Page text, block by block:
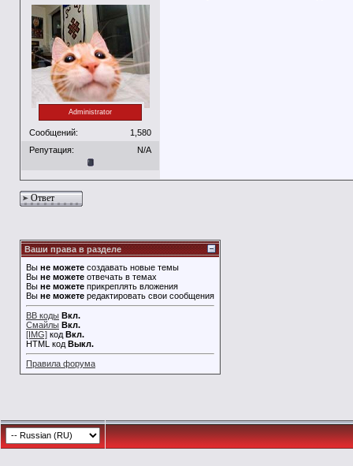
Administrator
Сообщений:
1,580
Репутация:
N/A
Ответ
Ваши права в разделе
Вы не можете создавать новые темы
Вы не можете отвечать в темах
Вы не можете прикреплять вложения
Вы не можете редактировать свои сообщения
BB коды Вкл.
Смайлы Вкл.
[IMG] код Вкл.
HTML код Выкл.
Правила форума